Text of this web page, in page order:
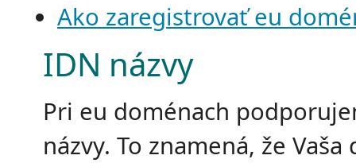
Ako zaregistrovať eu
IDN názvy
Pri eu doménach
názvy. To znamená, že Vaša